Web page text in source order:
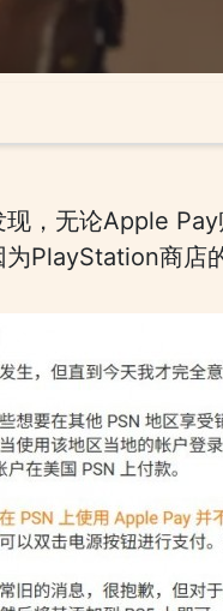
现，无论Apple
PlayStation商店